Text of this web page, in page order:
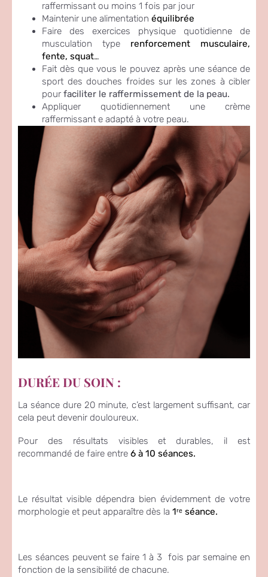
raffermissant ou moins 1 fois par jour
Maintenir une alimentation équilibrée
Faire des exercices physique quotidienne de
musculation type renforcement musculaire,
fente, squat…
Fait dès que vous le pouvez après une séance de
sport des douches froides sur les zones à cibler
pour faciliter le raffermissement de la peau.
Appliquer quotidiennement une crème
raffermissant e adapté à votre peau.
DURÉE DU SOIN :
La séance dure 20 minute, c’est largement suffisant, car
cela peut devenir douloureux.
Pour des résultats visibles et durables, il est
recommandé de faire entre 6 à 10 séances.
Le résultat visible dépendra bien évidemment de votre
morphologie et peut apparaître dès la 1ʳᵉ séance.
Les séances peuvent se faire 1 à 3 fois par semaine en
fonction de la sensibilité de chacune.